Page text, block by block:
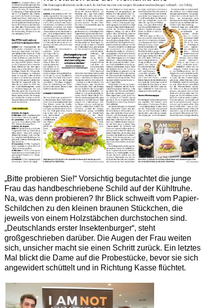
„Bitte probieren Sie!“ Vorsichtig begutachtet die junge
Frau das handbeschriebene Schild auf der Kühltruhe.
Na, was denn probieren? Ihr Blick schweift vom Papier-
Schildchen zu den kleinen braunen Stückchen, die
jeweils von einem Holzstäbchen durchstochen sind.
„Deutschlands erster Insektenburger“, steht
großgeschrieben darüber. Die Augen der Frau weiten
sich, unsicher macht sie einen Schritt zurück. Ein letztes
Mal blickt die Dame auf die Probestücke, bevor sie sich
angewidert schüttelt und in Richtung Kasse flüchtet.